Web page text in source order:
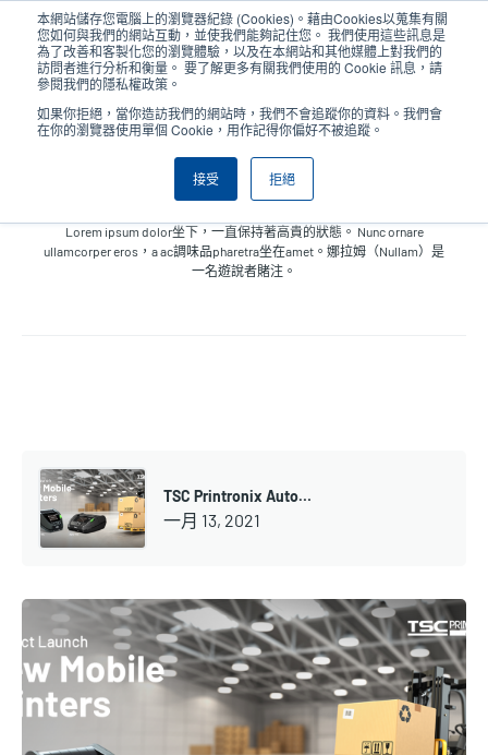
本網站儲存您電腦上的瀏覽器紀錄 (Cookies)。藉由Cookies以蒐集有關
您如何與我們的網站互動，並使我們能夠記住您。 我們使用這些訊息是
為了改善和客製化您的瀏覽體驗，以及在本網站和其他媒體上對我們的
訪問者進行分析和衡量。 要了解更多有關我們使用的 Cookie 訊息，請
參閱我們的隱私權政策。
如果你拒絕，當你造訪我們的網站時，我們不會追蹤你的資料。我們會
在你的瀏覽器使用單個 Cookie，用作記得你偏好不被追蹤。
接受 拒絕
User
menu
User
Header
在新聞中
Lorem ipsum dolor坐下，一直保持著高貴的狀態。 Nunc ornare
ullamcorper eros，a ac調味品pharetra坐在amet。娜拉姆（Nullam）是
一名遊說者賭注。
TSC Printronix Auto…
一月 13, 2021